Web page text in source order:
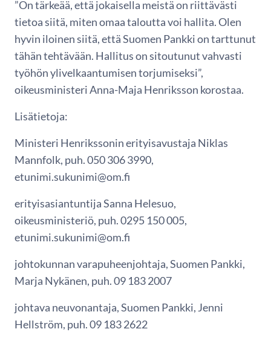
”On tärkeää, että jokaisella meistä on riittävästi
tietoa siitä, miten omaa taloutta voi hallita. Olen
hyvin iloinen siitä, että Suomen Pankki on tarttunut
tähän tehtävään. Hallitus on sitoutunut vahvasti
työhön ylivelkaantumisen torjumiseksi”,
oikeusministeri Anna-Maja Henriksson korostaa.
Lisätietoja:
Ministeri Henrikssonin erityisavustaja Niklas
Mannfolk, puh. 050 306 3990,
etunimi.sukunimi@om.fi
erityisasiantuntija Sanna Helesuo,
oikeusministeriö, puh. 0295 150 005,
etunimi.sukunimi@om.fi
johtokunnan varapuheenjohtaja, Suomen Pankki,
Marja Nykänen, puh. 09 183 2007
johtava neuvonantaja, Suomen Pankki, Jenni
Hellström, puh. 09 183 2622